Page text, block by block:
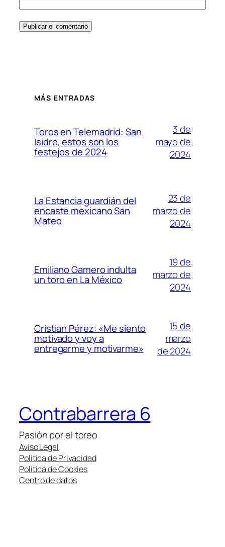
MÁS ENTRADAS
Toros en Telemadrid: San
Isidro, estos son los
festejos de 2024
3 de
mayo de
2024
La Estancia guardián del
encaste mexicano San
Mateo
23 de
marzo de
2024
Emiliano Gamero indulta
un toro en La México
19 de
marzo de
2024
Cristian Pérez: «Me siento
motivado y voy a
entregarme y motivarme»
15 de
marzo
de 2024
Contrabarrera 6
Pasión por el toreo
Aviso Legal
Política de Privacidad
Política de Cookies
Centro de datos